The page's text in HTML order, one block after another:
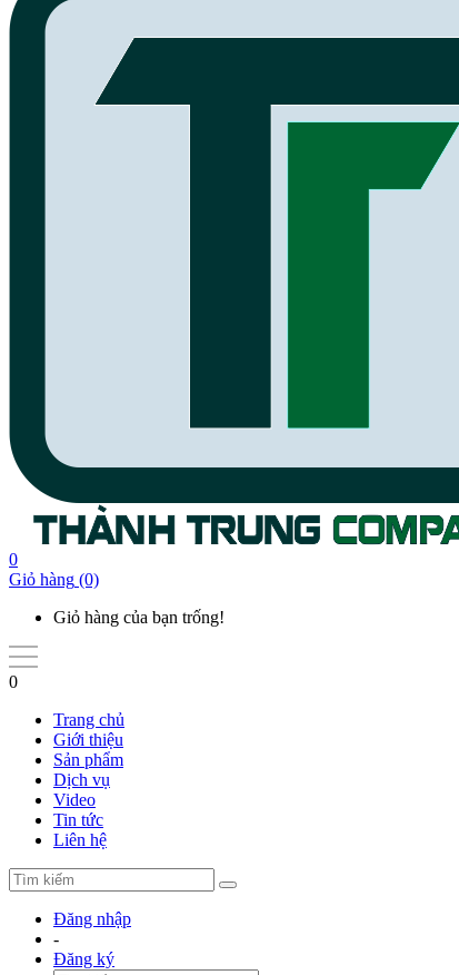
0
Giỏ hàng (0)
Giỏ hàng của bạn trống!
0
Trang chủ
Giới thiệu
Sản phẩm
Dịch vụ
Video
Tin tức
Liên hệ
Đăng nhập
-
Đăng ký